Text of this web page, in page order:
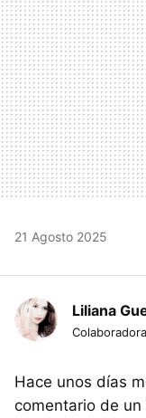
21 Agosto 2025
Liliana
Colaboradora
Hace unos días
comentario de